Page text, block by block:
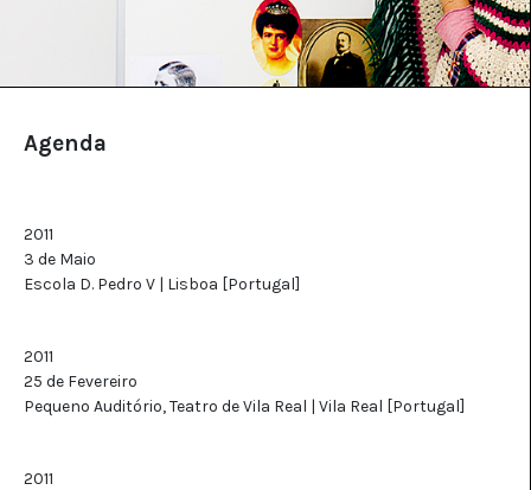
Agenda
2011
3 de Maio
Escola D. Pedro V | Lisboa [Portugal]
2011
25 de Fevereiro
Pequeno Auditório, Teatro de Vila Real | Vila Real [Portugal]
2011